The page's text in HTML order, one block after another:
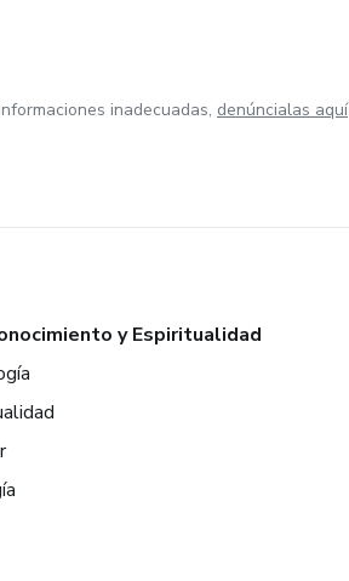
inadecuadas, denúncialas aquí
y Espiritualidad